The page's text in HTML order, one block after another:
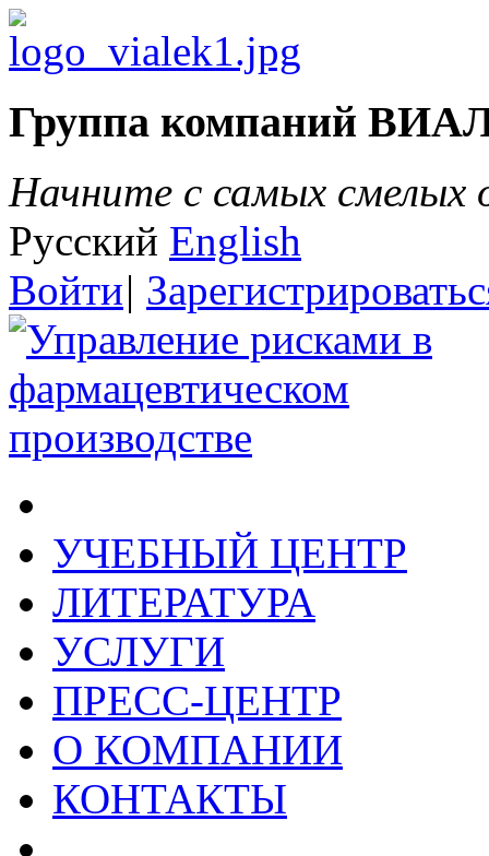
Группа компаний
Начните с самых
Русский English
Войти|
УЧЕБНЫЙ ЦЕНТР
ЛИТЕРАТУРА
УСЛУГИ
ПРЕСС-ЦЕНТР
О КОМПАНИИ
КОНТАКТЫ